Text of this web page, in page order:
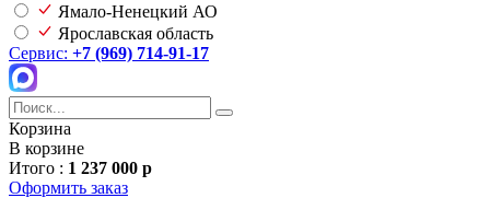
Ямало-Ненецкий АО
Ярославская область
Сервис: +7 (969) 714-91-17
Корзина
В корзине
Итого : 1 237 000 р
Оформить заказ